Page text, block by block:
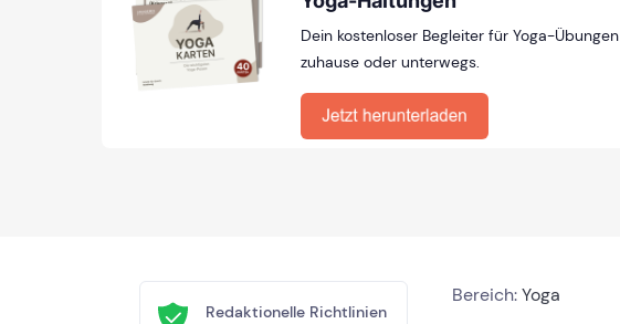
Dein kostenloser Begleiter für Yoga-Übungen
zuhause oder unterwegs.
Redaktionelle Richtlinien
Bereich:Yoga